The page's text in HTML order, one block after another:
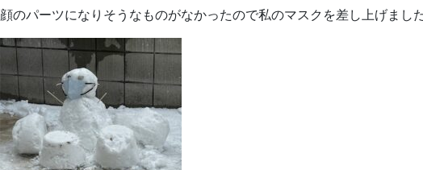
顔のパーツになりそうなものがなかったので私のマスクを差し上げまし